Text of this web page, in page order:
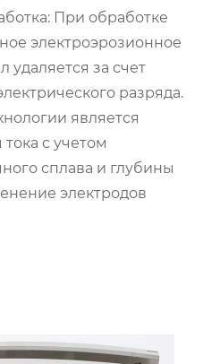
При обработке
электроэрозионное
удаляется за счет
разряда.
является
с учетом
сплава и глубины
электродов